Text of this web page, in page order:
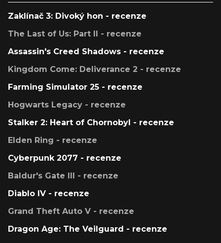
Zaklínač 3: Divoký hon - recenze
The Last of Us: Part II - recenze
Assassin's Creed Shadows - recenze
Kingdom Come: Deliverance 2 - recenze
Farming Simulator 25 - recenze
Hogwarts Legacy - recenze
Stalker 2: Heart of Chornobyl - recenze
Elden Ring - recenze
Cyberpunk 2077 - recenze
Baldur's Gate III - recenze
Diablo IV - recenze
Grand Theft Auto V - recenze
Dragon Age: The Veilguard - recenze